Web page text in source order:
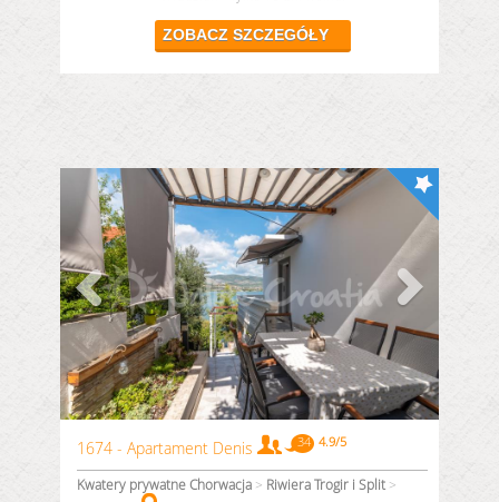
1674 - Apartament Denis
Kwatery prywatne Chorwacja > Riwiera Trogir i Split >